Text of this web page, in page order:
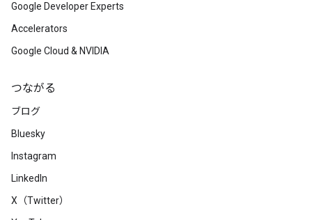
Google Developer Experts
Accelerators
Google Cloud & NVIDIA
つながる
ブログ
Bluesky
Instagram
LinkedIn
X（Twitter）